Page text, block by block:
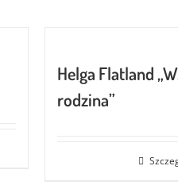
Helga Flatland
rodzina”